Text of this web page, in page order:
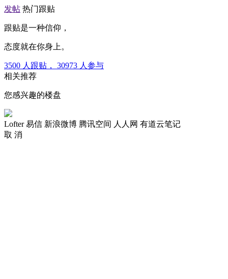
发帖 热门跟贴
跟贴是一种信仰，
态度就在你身上。
3500 人跟贴， 30973 人参与
相关推荐
您感兴趣的楼盘
Lofter 易信 新浪微博 腾讯空间 人人网 有道云笔记
取 消